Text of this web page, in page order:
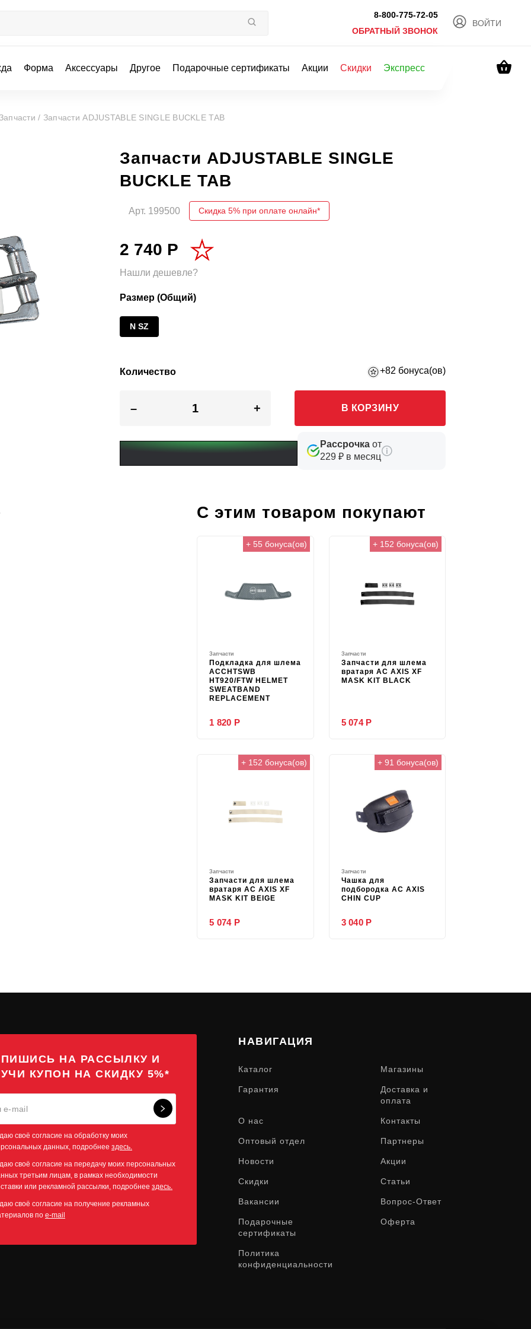
8-800-775-72-05
ОБРАТНЫЙ ЗВОНОК
ВОЙТИ
Форма Аксессуары Другое Подарочные сертификаты Акции Скидки Экспресс
/ Запчасти ADJUSTABLE SINGLE BUCKLE TAB
Запчасти ADJUSTABLE SINGLE
BUCKLE TAB
Арт. 199500 Скидка 5% при оплате онлайн*
2 740 Р
Нашли дешевле?
Размер (Общий)
N SZ
Количество +82 бонуса(ов)
– + В КОРЗИНУ
Рассрочка от
229 ₽ в месяц
С этим товаром покупают
+ 55 бонуса(ов)
Запчасти
Подкладка для шлема
ACCHTSWB
HT920/FTW HELMET
SWEATBAND
REPLACEMENT
1 820 Р
+ 152 бонуса(ов)
Запчасти
Запчасти для шлема
вратаря AC AXIS XF
MASK KIT BLACK
5 074 Р
+ 152 бонуса(ов)
Запчасти
Запчасти для шлема
вратаря AC AXIS XF
MASK KIT BEIGE
5 074 Р
+ 91 бонуса(ов)
Запчасти
Чашка для
подбородка AC AXIS
CHIN CUP
3 040 Р
НА РАССЫЛКУ И
КУПОН НА СКИДКУ 5%*
своё согласие на обработку моих
данных, подробнее здесь.
своё согласие на передачу моих персональных
третьим лицам, в рамках необходимости
или рекламной рассылки, подробнее здесь.
своё согласие на получение рекламных
по e-mail
НАВИГАЦИЯ
Каталог Магазины
Гарантия
Доставка и
оплата
О нас Контакты
Оптовый отдел Партнеры
Новости Акции
Скидки Статьи
Вакансии Вопрос-Ответ
Подарочные
сертификаты
Оферта
Политика
конфиденциальности